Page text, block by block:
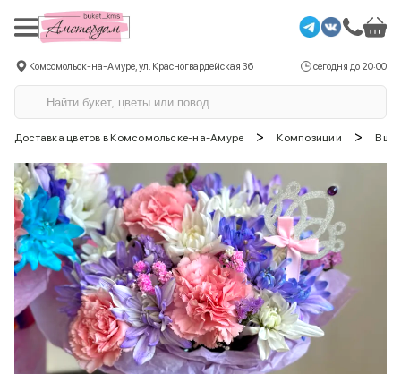
Комсомольск-на-Амуре, ул. Красногвардейская 36 сегодня до 20:00
Доставка цветов в Комсомольске-на-Амуре > Композиции > В